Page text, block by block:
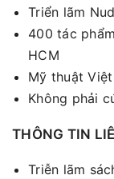
Triển lãm
400 tác
HCM
Mỹ thuật
Không phải
THÔNG TIN
Triễn lãm